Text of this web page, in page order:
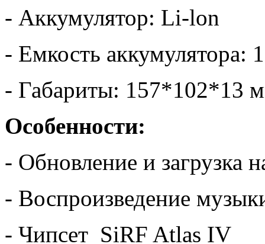
- Аккумулятор: Li-lon
- Емкость аккумулятора:
- Габариты: 157*102*13
Особенности:
- Обновление и загрузка
- Воспроизведение
- Чипсет SiRF Atlas IV